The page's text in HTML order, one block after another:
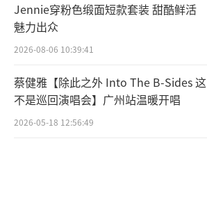
Jennie穿粉色缎面短款套装 甜酷鲜活
魅力出众
2026-08-06 10:39:41
蔡健雅【除此之外 Into The B-Sides 这
不是巡回演唱会】广州站温暖开唱
2026-05-18 12:56:49